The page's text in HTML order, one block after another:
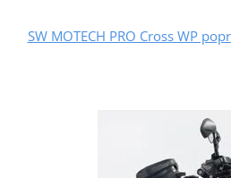
SW MOTECH PRO Cross WP